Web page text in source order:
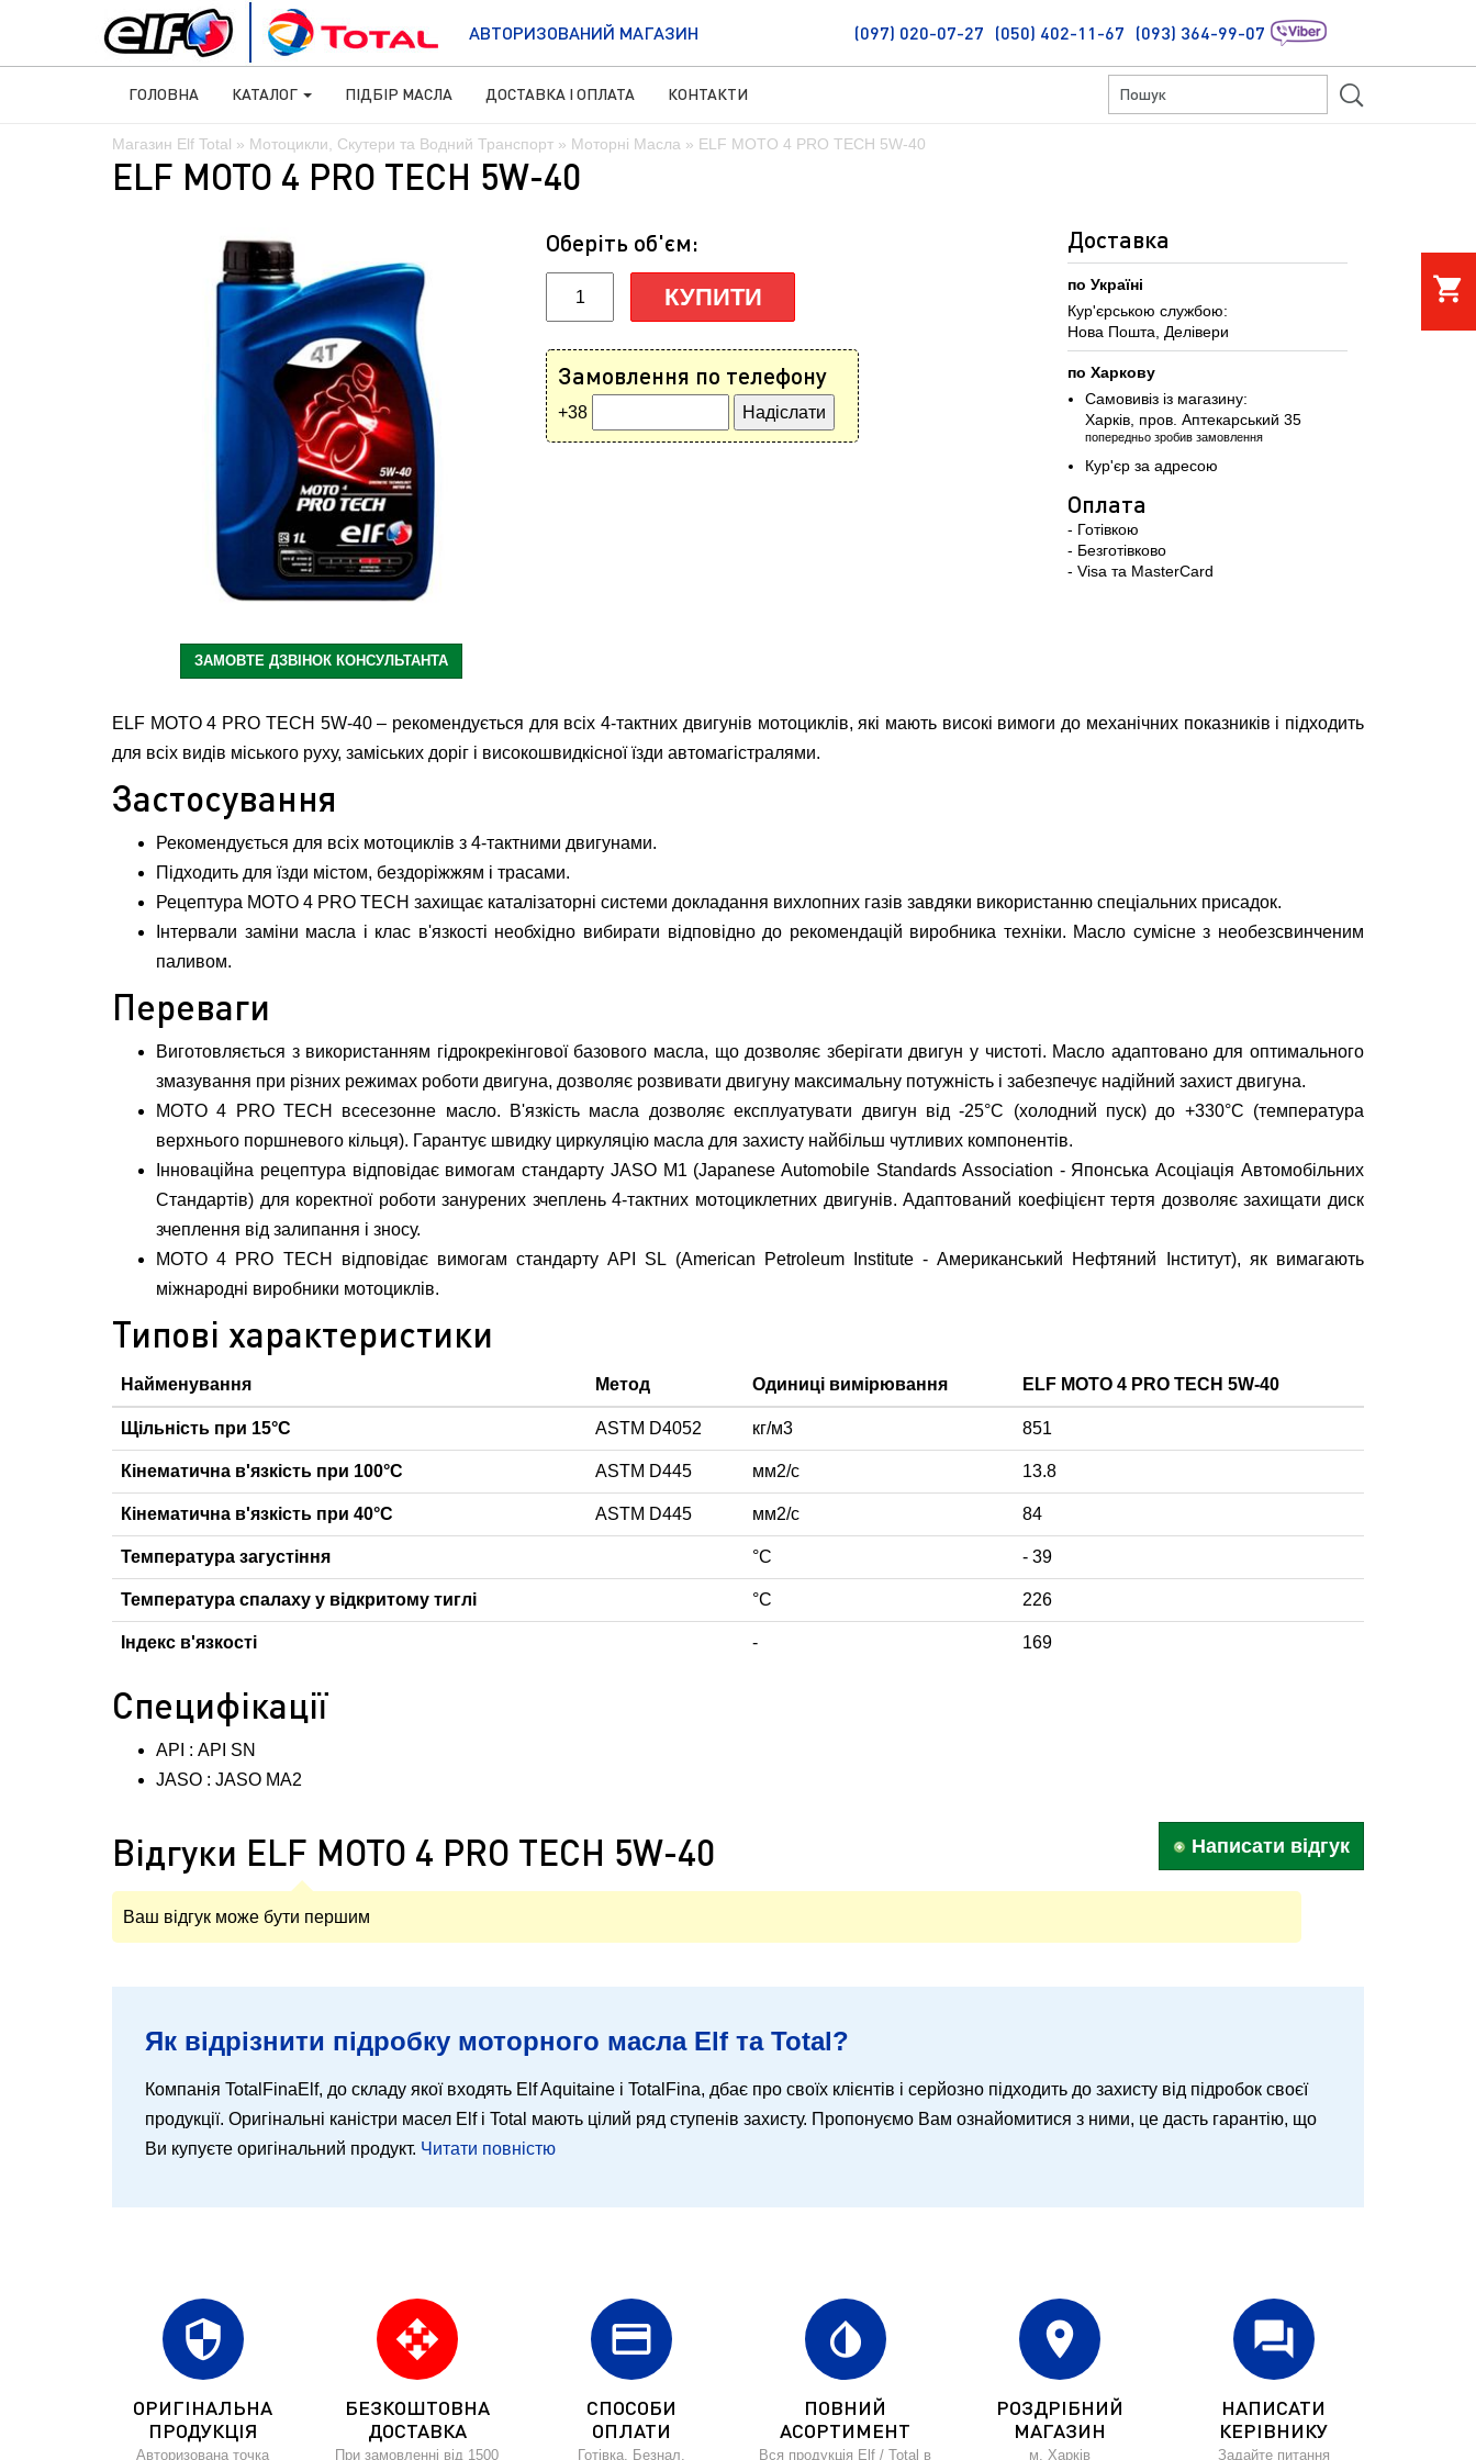
Магазин Elf Total » Мотоцикли, Скутери та Водний Транспорт » Моторні Масла » ELF MOTO 4 PRO TECH 5W-40
ELF MOTO 4 PRO TECH 5W-40
ЗАМОВТЕ ДЗВІНОК КОНСУЛЬТАНТА
Оберіть об'єм:
КУПИТИ
Замовлення по телефону
+38
Доставка
по Україні
Кур'єрською службою:
Нова Пошта, Делівери
по Харкову
Самовивіз із магазину:
Харків, пров. Аптекарський 35
попередньо зробив замовлення
Кур'єр за адресою
Оплата
- Готівкою
- Безготівково
- Visa та MasterCard
ELF MOTO 4 PRO TECH 5W-40 – рекомендується для всіх 4-тактних двигунів мотоциклів, які мають високі вимоги до механічних показників і підходить
для всіх видів міського руху, заміських доріг і високошвидкісної їзди автомагістралями.
Застосування
Рекомендується для всіх мотоциклів з 4-тактними двигунами.
Підходить для їзди містом, бездоріжжям і трасами.
Рецептура MOTO 4 PRO TECH захищає каталізаторні системи докладання вихлопних газів завдяки використанню спеціальних присадок.
Інтервали заміни масла і клас в'язкості необхідно вибирати відповідно до рекомендацій виробника техніки. Масло сумісне з необезсвинченим
паливом.
Переваги
Виготовляється з використанням гідрокрекінгової базового масла, що дозволяє зберігати двигун у чистоті. Масло адаптовано для оптимального
змазування при різних режимах роботи двигуна, дозволяє розвивати двигуну максимальну потужність і забезпечує надійний захист двигуна.
MOTO 4 PRO TECH всесезонне масло. В'язкість масла дозволяє експлуатувати двигун від -25°C (холодний пуск) до +330°C (температура
верхнього поршневого кільця). Гарантує швидку циркуляцію масла для захисту найбільш чутливих компонентів.
Інноваційна рецептура відповідає вимогам стандарту JASO M1 (Japanese Automobile Standards Association - Японська Асоціація Автомобільних
Стандартів) для коректної роботи занурених зчеплень 4-тактних мотоциклетних двигунів. Адаптований коефіцієнт тертя дозволяє захищати диск
зчеплення від залипання і зносу.
MOTO 4 PRO TECH відповідає вимогам стандарту API SL (American Petroleum Institute - Американський Нефтяний Інститут), як вимагають
міжнародні виробники мотоциклів.
Типові характеристики
Найменування Метод Одиниці вимірювання ELF MOTO 4 PRO TECH 5W-40
Щільність при 15°С ASTM D4052 кг/м3 851
Кінематична в'язкість при 100°С ASTM D445 мм2/с 13.8
Кінематична в'язкість при 40°С ASTM D445 мм2/с 84
Температура загустіння °C - 39
Температура спалаху у відкритому тиглі °C 226
Індекс в'язкості - 169
Специфікації
API : API SN
JASO : JASO MA2
Відгуки ELF MOTO 4 PRO TECH 5W-40 Написати відгук
Ваш відгук може бути першим
Як відрізнити підробку моторного масла Elf та Total?
Компанія TotalFinaElf, до складу якої входять Elf Aquitaine і TotalFina, дбає про своїх клієнтів і серйозно підходить до захисту від підробок своєї
продукції. Оригінальні каністри масел Elf і Total мають цілий ряд ступенів захисту. Пропонуємо Вам ознайомитися з ними, це дасть гарантію, що
Ви купуєте оригінальний продукт. Читати повністю
security
ОРИГІНАЛЬНА
ПРОДУКЦІЯ
Авторизована точка
open_with
БЕЗКОШТОВНА
ДОСТАВКА
При замовленні від 1500
credit_card
СПОСОБИ
ОПЛАТИ
Готівка, Безнал,
invert_colors
ПОВНИЙ
АСОРТИМЕНТ
Вся продукція Elf / Total в
location_on
РОЗДРІБНИЙ
МАГАЗИН
м. Харків
forum
НАПИСАТИ
КЕРІВНИКУ
Задайте питання
АВТОРИЗОВАНИЙ МАГАЗИН (097) 020-07-27 (050) 402-11-67 (093) 364-99-07
ГОЛОВНА КАТАЛОГ ПІДБІР МАСЛА ДОСТАВКА І ОПЛАТА КОНТАКТИ S
shopping_cart